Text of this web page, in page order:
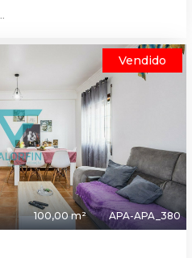
Vendido
100,00 m² APA-APA_380